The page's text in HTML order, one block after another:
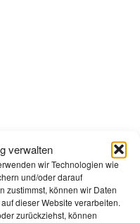
verwalten
wir Technologien wie
und/oder darauf
zustimmst, können wir Daten
dieser Website verarbeiten.
zurückziehst, können
& Migration,Reden